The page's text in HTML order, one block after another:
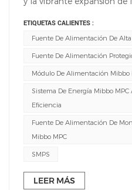
piedra angular que
prosperidad de cada
toda la ciudad. Los
que actúan como ojos
inteligencia.Frente a las
escenarios de aplicación
vigilancia inteligentes
¿Cómo mantener un
horas del día en
ETIQUETAS CALIENTES :
Fuente De Alimentación De
Fuente De Alimentación
Módulo De Alimentación Mibbo
Sistema De Energía Mibbo
Eficiencia
Fuente De Alimentación De
Mibbo MPC
SMPS
LEER MÁS